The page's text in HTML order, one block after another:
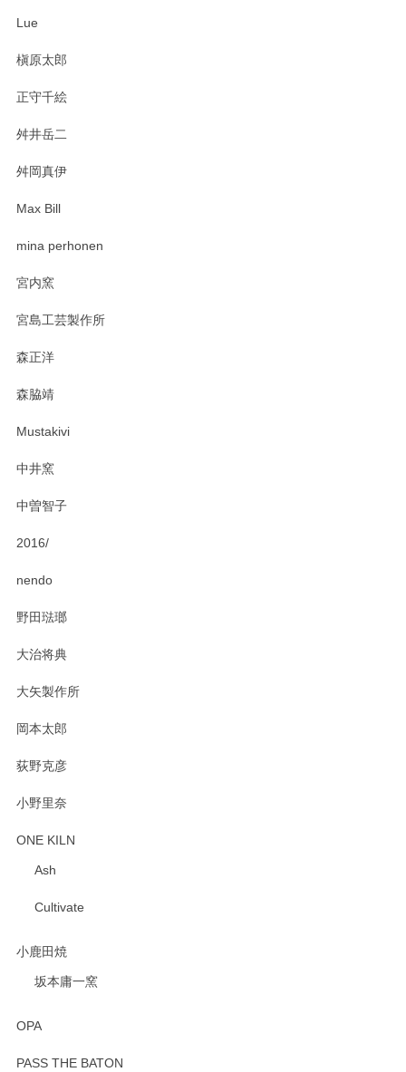
おかけしました。 ありがとうございます。
Lue
槇原太郎
正守千絵
舛井岳二
舛岡真伊
Max Bill
mina perhonen
宮内窯
宮島工芸製作所
森正洋
森脇靖
Mustakivi
中井窯
中曽智子
2016/
nendo
野田琺瑯
大治将典
大矢製作所
岡本太郎
荻野克彦
小野里奈
ONE KILN
Ash
Cultivate
小鹿田焼
坂本庸一窯
OPA
PASS THE BATON